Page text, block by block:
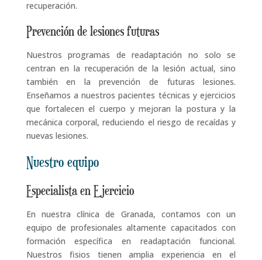
recuperación.
Prevención de lesiones futuras
Nuestros programas de readaptación no solo se
centran en la recuperación de la lesión actual, sino
también en la prevención de futuras lesiones.
Enseñamos a nuestros pacientes técnicas y ejercicios
que fortalecen el cuerpo y mejoran la postura y la
mecánica corporal, reduciendo el riesgo de recaídas y
nuevas lesiones.
Nuestro equipo
Especialista en Ejercicio
En nuestra clínica de Granada, contamos con un
equipo de profesionales altamente capacitados con
formación específica en readaptación funcional.
Nuestros fisios tienen amplia experiencia en el